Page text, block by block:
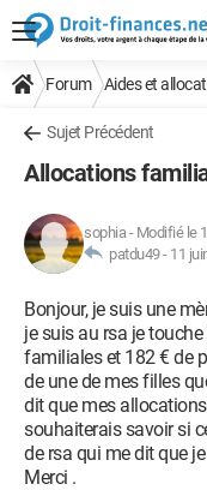
Forum Aides et
Sujet Précédent
Allocations
sophia- Modifié le
patdu49 - 11
Bonjour, je suis une
je suis au rsa je
familiales et 182 € de
de une de mes filles
dit que mes
souhaiterais savoir si
de rsa qui me dit que
Merci .